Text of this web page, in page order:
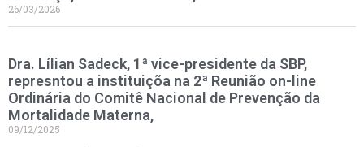
26/03/2026
Dra. Lílian Sadeck, 1ª vice-presidente da SBP,
represntou a instituiçõa na 2ª Reunião on-line
Ordinária do Comitê Nacional de Prevenção da
Mortalidade Materna,
09/12/2025